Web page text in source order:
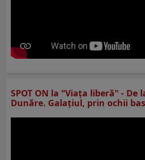
SPOT ON la "Viaţa liberă" - De
Dunăre. Galațiul, prin ochii